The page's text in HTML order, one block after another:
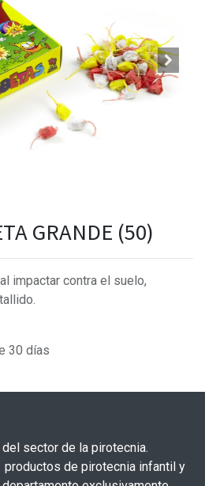
GRANDE (50)
impactar contra el suelo,
30 días
sector de la pirotecnia.
de pirotecnia infantil y